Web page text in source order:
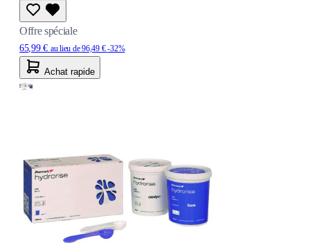
Offre spéciale
65,99 € au lieu de96,49 €-32%
Achat rapide